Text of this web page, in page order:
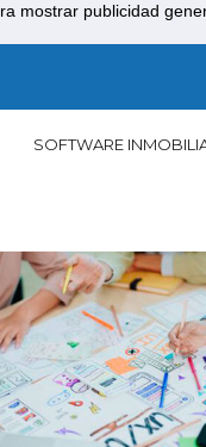
mostrar publicidad
SOFTWARE